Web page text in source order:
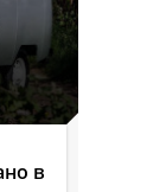
в